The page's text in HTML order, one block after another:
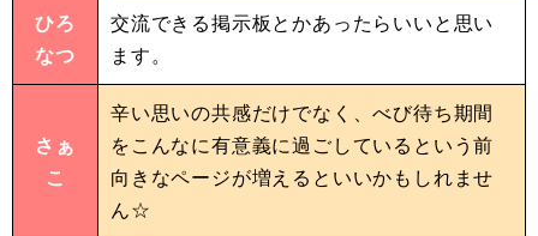
ひろ
なつ
交流できる掲示板とかあったらいいと思い
ます。
さぁ
こ
辛い思いの共感だけでなく、べび待ち期間
をこんなに有意義に過ごしているという前
向きなページが増えるといいかもしれませ
ん☆